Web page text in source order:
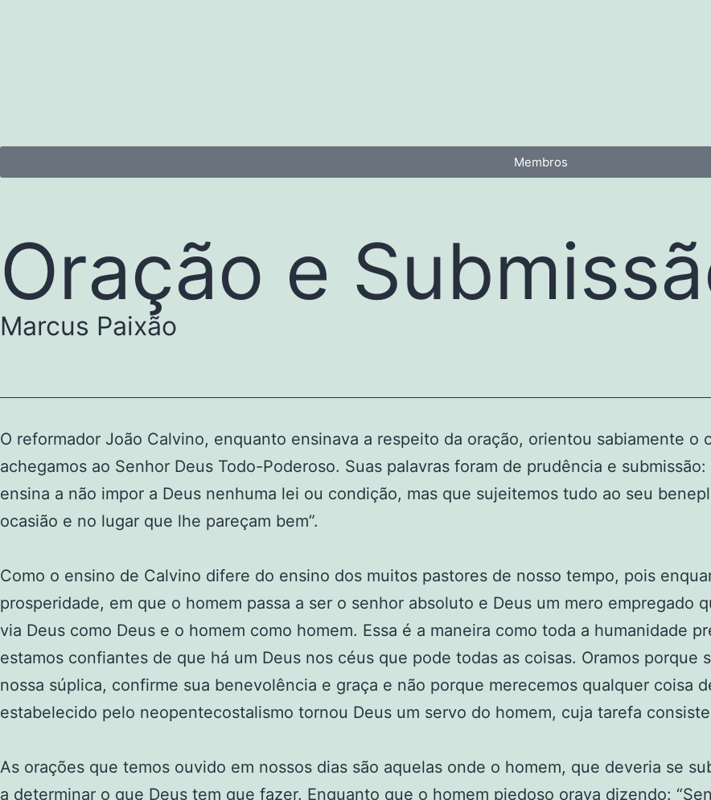
Membros
Oração e
Marcus Paixão
O reformador João Calvino, enquanto ensinava a respeito da oração, orientou sabiamente
achegamos ao Senhor Deus Todo-Poderoso. Suas palavras foram de prudência e
ensina a não impor a Deus nenhuma lei ou condição, mas que sujeitemos tudo ao seu
ocasião e no lugar que lhe pareçam bem”.
Como o ensino de Calvino difere do ensino dos muitos pastores de nosso tempo, pois
prosperidade, em que o homem passa a ser o senhor absoluto e Deus um mero empregado
via Deus como Deus e o homem como homem. Essa é a maneira como toda a humanidade
estamos confiantes de que há um Deus nos céus que pode todas as coisas. Oramos porque
nossa súplica, confirme sua benevolência e graça e não porque merecemos qualquer coisa
estabelecido pelo neopentecostalismo tornou Deus um servo do homem, cuja tarefa
As orações que temos ouvido em nossos dias são aquelas onde o homem, que deveria se
a determinar o que Deus tem que fazer. Enquanto que o homem piedoso orava dizendo: